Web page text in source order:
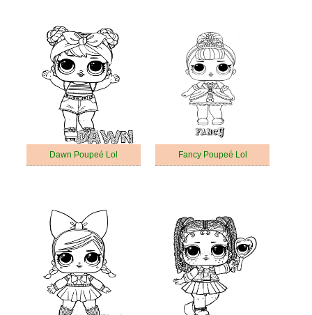
Dawn Poupeé Lol Fancy Poupeé Lol